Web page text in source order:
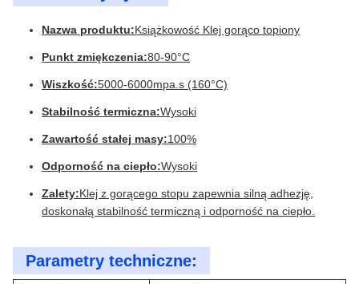
Nazwa produktu:Książkowość Klej gorąco topiony
Punkt zmiękczenia:80-90°C
Wiszkość:5000-6000mpa.s (160°C)
Stabilność termiczna:Wysoki
Zawartość stałej masy:100%
Odporność na ciepło:Wysoki
Zalety:Klej z gorącego stopu zapewnia silną adhezję,
doskonałą stabilność termiczną i odporność na ciepło.
Parametry techniczne: